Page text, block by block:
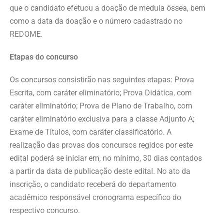
que o candidato efetuou a doação de medula óssea, bem
como a data da doação e o número cadastrado no
REDOME.
Etapas do concurso
Os concursos consistirão nas seguintes etapas: Prova
Escrita, com caráter eliminatório; Prova Didática, com
caráter eliminatório; Prova de Plano de Trabalho, com
caráter eliminatório exclusiva para a classe Adjunto A;
Exame de Títulos, com caráter classificatório. A
realização das provas dos concursos regidos por este
edital poderá se iniciar em, no mínimo, 30 dias contados
a partir da data de publicação deste edital. No ato da
inscrição, o candidato receberá do departamento
acadêmico responsável cronograma específico do
respectivo concurso.